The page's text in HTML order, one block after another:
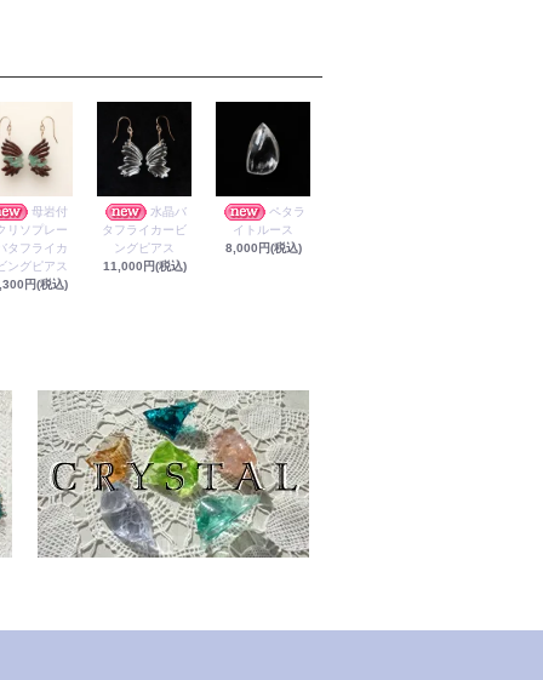
母岩付
リソプレー
タフライカ
ングピアス
円(税込)
水晶バ
タフライカービ
ングピアス
11,000円(税込)
ペタラ
イトルース
8,000円(税込)